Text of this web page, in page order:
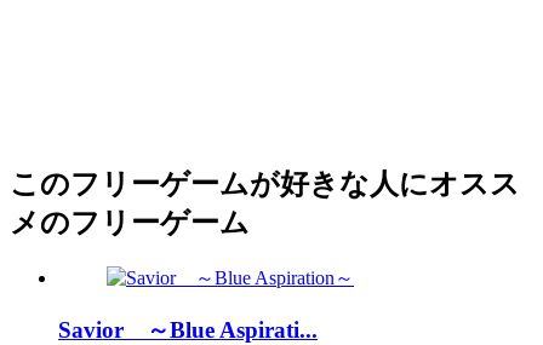
このフリーゲームが好きな人にオスス
メのフリーゲーム
Savior ～Blue Aspirati...